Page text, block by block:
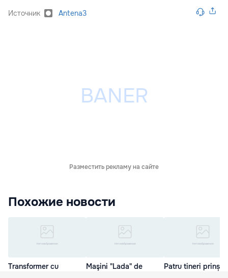
Источник Antena3
Разместить рекламу на сайте
Похожие новости
Transformer cu
Maşini "Lada" de
Patru tineri prinși